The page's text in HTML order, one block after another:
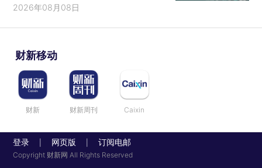
2026年08月08日
财新移动
财新 财新周刊 Caixin
登录 网页版 订阅电邮
Copyright 财新网 All Rights Reserved